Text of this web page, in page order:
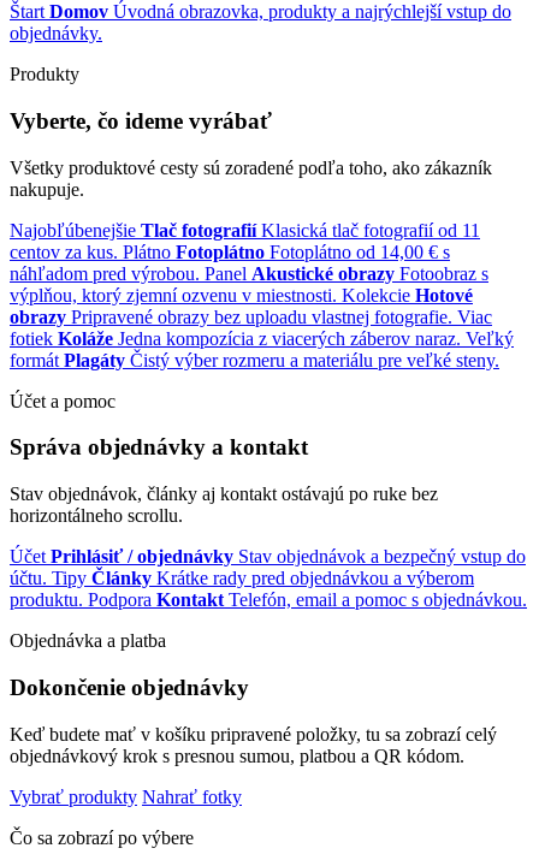
Štart Domov Úvodná obrazovka, produkty a najrýchlejší vstup do
objednávky.
Produkty
Vyberte, čo ideme vyrábať
Všetky produktové cesty sú zoradené podľa toho, ako zákazník
nakupuje.
Najobľúbenejšie Tlač fotografií Klasická tlač fotografií od 11
centov za kus. Plátno Fotoplátno Fotoplátno od 14,00 € s
náhľadom pred výrobou. Panel Akustické obrazy Fotoobraz s
výplňou, ktorý zjemní ozvenu v miestnosti. Kolekcie Hotové
obrazy Pripravené obrazy bez uploadu vlastnej fotografie. Viac
fotiek Koláže Jedna kompozícia z viacerých záberov naraz. Veľký
formát Plagáty Čistý výber rozmeru a materiálu pre veľké steny.
Účet a pomoc
Správa objednávky a kontakt
Stav objednávok, články aj kontakt ostávajú po ruke bez
horizontálneho scrollu.
Účet Prihlásiť / objednávky Stav objednávok a bezpečný vstup do
účtu. Tipy Články Krátke rady pred objednávkou a výberom
produktu. Podpora Kontakt Telefón, email a pomoc s objednávkou.
Objednávka a platba
Dokončenie objednávky
Keď budete mať v košíku pripravené položky, tu sa zobrazí celý
objednávkový krok s presnou sumou, platbou a QR kódom.
Vybrať produkty Nahrať fotky
Čo sa zobrazí po výbere